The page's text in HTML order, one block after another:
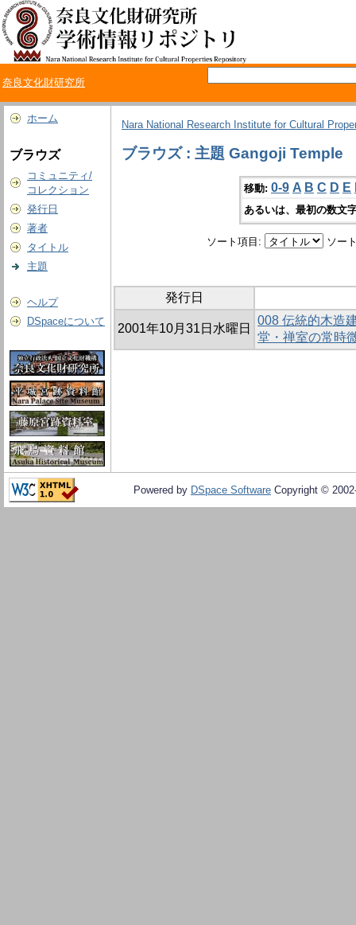
奈良文化財研究所
ホーム
ブラウズ
コミュニティ/
コレクション
発行日
著者
タイトル
主題
ヘルプ
DSpaceについて
Nara National Research Institute for Cultural
ブラウズ : 主題 Gangoji Temple
移動: 0-9 A B C D E
あるいは、最初の数文
ソート項目: ソー
発行日
2001年10月31日水曜日
008 伝統的木造
堂・禅室の常時
Powered by DSpace Software Copyright ©